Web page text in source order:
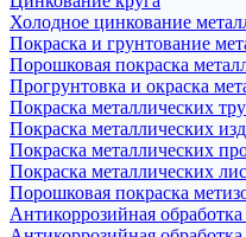
Холодное цинкование
Покраска и грунтование
Порошковая покраска
Прогрунтовка и окраска
Покраска металлических
Покраска металлических
Покраска металлических
Покраска металлических
Порошковая покраска
Антикоррозийная обработка